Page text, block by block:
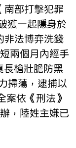
獲一起隱身於
非法博弈洗錢
兩個月內經手
長槍壯膽防黑
掃蕩，逮捕以
依《刑法》
，陸姓主嫌已